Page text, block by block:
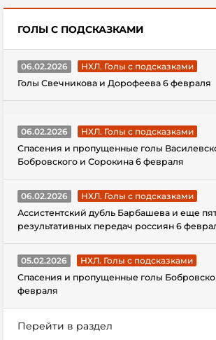
ГОЛЫ С ПОДСКАЗКАМИ
06.02.2026
НХЛ. Голы с подсказками
Голы Свечникова и Дорофеева 6 февраля
06.02.2026
НХЛ. Голы с подсказками
Спасения и пропущенные голы
Бобровского и Сорокина 6 февраля
06.02.2026
НХЛ. Голы с подсказками
Ассистентский дубль Барбашева и еще
результативных передач россиян 6
05.02.2026
НХЛ. Голы с подсказками
Спасения и пропущенные голы
февраля
Перейти в раздел